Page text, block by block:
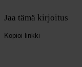
Jaa tämä kirjoitus
Kopioi linkki